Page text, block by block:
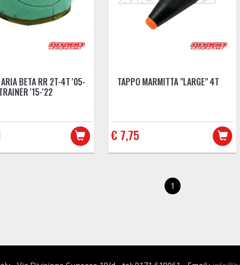
BETA RR 2T-4T '05-
'15-'22
TAPPO MARMITTA "LARGE" 4T
€ 7,75
1